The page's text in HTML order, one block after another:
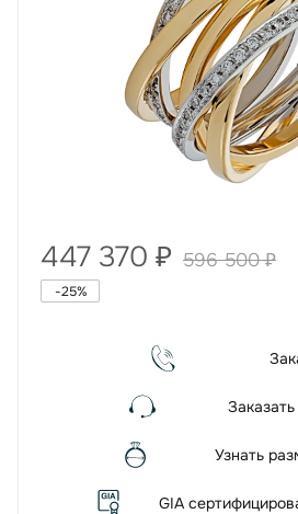
447 370 ₽ 596 500₽
-25%
Узнать
GIA